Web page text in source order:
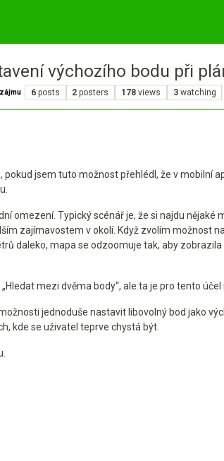
výchozího bodu při
6 posts 2 posters 178 views 3 watching
pokud jsem tuto možnost přehlédl, že v
omezení. Typický scénář je, že si najdu
zajímavostem v okolí. Když zvolím možnost
daleko, mapa se odzoomuje tak, aby
mezi dvěma body“, ale ta je pro tento
jednoduše nastavit libovolný bod jako
kde se uživatel teprve chystá být.